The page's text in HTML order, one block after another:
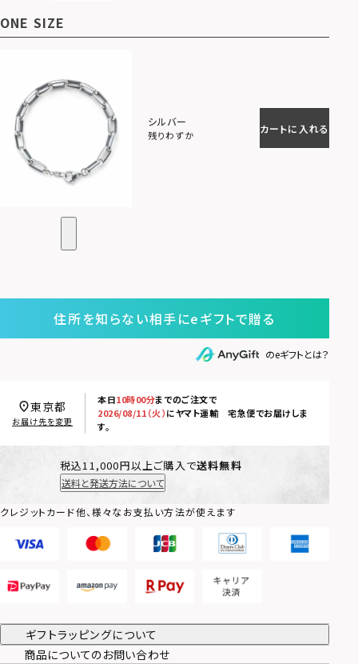
ONE SIZE
シルバー
残りわずか
カートに入れる
住所を知らない相手にeギフトで贈る
のeギフトとは？
本日10時00分までのご注文で
2026/08/11（火）にヤマト運輸 宅急便でお届けしま
す。
東京都
お届け先を変更
税込11,000円以上ご購入で送料無料
送料と発送方法について
クレジットカード他、様々なお支払い方法が使えます
ギフトラッピングについて
商品についてのお問い合わせ